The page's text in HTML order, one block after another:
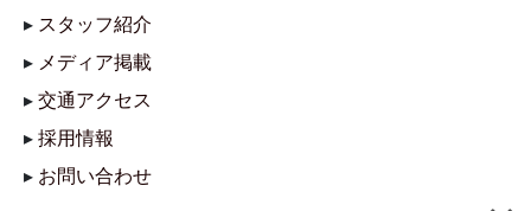
▸ スタッフ紹介
▸ メディア掲載
▸ 交通アクセス
▸ 採用情報
▸ お問い合わせ